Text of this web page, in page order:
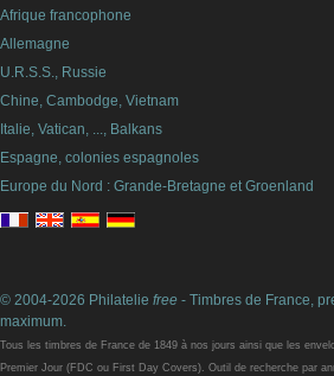
Afrique francophone
Allemagne
U.R.S.S., Russie
Chine, Cambodge, Vietnam
Italie, Vatican, ..., Balkans
Espagne, colonies espagnoles
Europe du Nord : Grande-Bretagne et Groenland
© 2004-2026 Philatelie free - Timbres de France,
maximum.
Tous les timbres de France de 1849 à nos jours ainsi que les
Premier Jour (FDC ou First Day Covers). Outil de recherche par